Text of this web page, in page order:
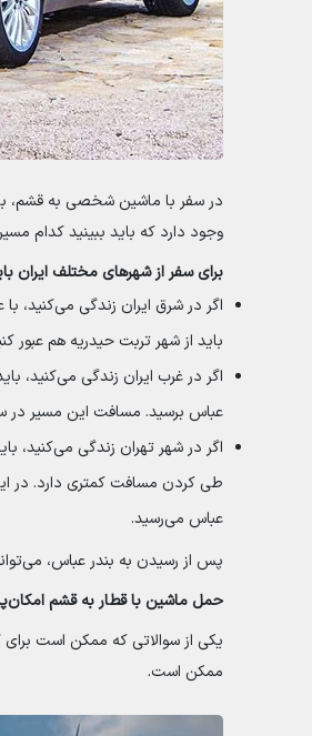
در سفر با ماشین شخصی به قشم،
وجود دارد که باید ببینید کدام
برای سفر از شهرهای مختلف ایران
اگر در شرق ایران زندگی می‌کنید،
باید از شهر تربت حیدریه هم عبور کنید که در مجموع باید
اگر در غرب ایران زندگی می‌کنید،
عباس برسید. مسافت این مسیر در سفر زمینی به قشم حدود 1900
اگر در شهر تهران زندگی می‌کنید،
عباس می‌رسید.
پس از رسیدن به بندر عباس،
حمل ماشین با قطار به قشم
یکی از سوالاتی که ممکن است برای
ممکن است.